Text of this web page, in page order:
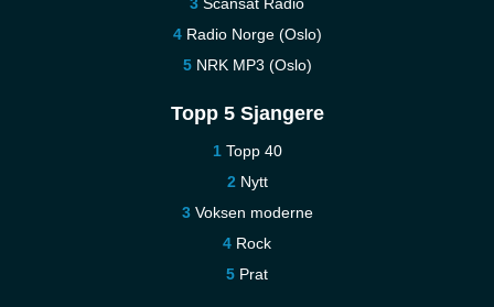
Radio Norge (Oslo)
NRK MP3 (Oslo)
Topp 5 Sjangere
Topp 40
Nytt
Voksen moderne
Rock
Prat